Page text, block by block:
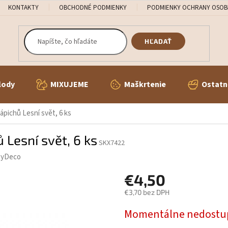
KONTAKTY OBCHODNÉ PODMIENKY PODMIENKY OCHRANY
HĽADAŤ
MIXUJEME Maškrtenie
Lesní svět, 6 ks
Lesní svět, 6 ks SKX7422
€4,50
€3,70 bez DPH
cena:
Momentálne